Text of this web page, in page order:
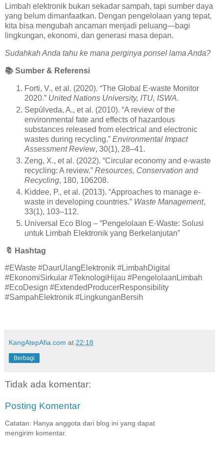
Limbah elektronik bukan sekadar sampah, tapi sumber daya
yang belum dimanfaatkan. Dengan pengelolaan yang tepat,
kita bisa mengubah ancaman menjadi peluang—bagi
lingkungan, ekonomi, dan generasi masa depan.
Sudahkah Anda tahu ke mana perginya ponsel lama Anda?
📚 Sumber & Referensi
Forti, V., et al. (2020). “The Global E-waste Monitor
2020.” United Nations University, ITU, ISWA.
Sepúlveda, A., et al. (2010). “A review of the
environmental fate and effects of hazardous
substances released from electrical and electronic
wastes during recycling.” Environmental Impact
Assessment Review, 30(1), 28–41.
Zeng, X., et al. (2022). “Circular economy and e-waste
recycling: A review.” Resources, Conservation and
Recycling, 180, 106208.
Kiddee, P., et al. (2013). “Approaches to manage e-
waste in developing countries.” Waste Management,
33(1), 103–112.
Universal Eco Blog – “Pengelolaan E-Waste: Solusi
untuk Limbah Elektronik yang Berkelanjutan”
🔖 Hashtag
#EWaste #DaurUlangElektronik #LimbahDigital
#EkonomiSirkular #TeknologiHijau #PengelolaanLimbah
#EcoDesign #ExtendedProducerResponsibility
#SampahElektronik #LingkunganBersih
KangAtepAfia.com at 22:18
Berbagi
Tidak ada komentar:
Posting Komentar
Catatan: Hanya anggota dari blog ini yang dapat
mengirim komentar.